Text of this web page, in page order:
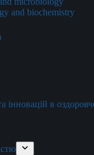
and biochemistry
інновацій в